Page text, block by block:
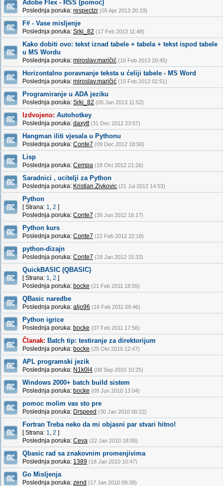
Adobe Flex - RSS (pomoć)
Poslednja poruka: respectzr (05 Apr 2013 20:19)
F# - Vase misljenje
Poslednja poruka: Srki_82 (17 Feb 2013 11:48)
Kako dobiti ovo: tekst iznad tabele + tabela + tekst ispod tabele
u MS Wordu
Poslednja poruka: miroslav.maričić (16 Feb 2013 20:45)
Horizontalno poravnanje teksta u ćeliji tabele - MS Word
Poslednja poruka: miroslav.maričić (15 Feb 2013 02:51)
Programiranje u ADA jeziku
Poslednja poruka: Srki_82 (05 Jan 2013 11:52)
Izdvojeno: Autohotkey
Poslednja poruka: daxytt (31 Dec 2012 23:57)
Hangman iliti vjesala u Pythonu
Poslednja poruka: Conte7 (09 Dec 2012 18:50)
Lisp
Poslednja poruka: Cempa (18 Okt 2012 21:26)
Saradnici , ucitelji za Python
Poslednja poruka: Kristian Zivkovic (21 Jul 2012 14:53)
Python
[ Strana: 1, 2 ]
Poslednja poruka: Conte7 (26 Jun 2012 16:17)
Python kurs
Poslednja poruka: Conte7 (22 Feb 2012 22:18)
python-dizajn
Poslednja poruka: Conte7 (18 Jan 2012 15:33)
QuickBASIC (QBASIC)
[ Strana: 1, 2 ]
Poslednja poruka: bocke (21 Feb 2011 18:55)
QBasic naredbe
Poslednja poruka: aljo96 (16 Feb 2011 09:46)
Python igrice
Poslednja poruka: bocke (07 Feb 2011 17:56)
Članak: Batch tip: testiranje za direktorijum
Poslednja poruka: bocke (25 Okt 2010 12:47)
APL programski jezik
Poslednja poruka: N1k0l4 (08 Sep 2010 10:25)
Windows 2000+ batch build sistem
Poslednja poruka: bocke (09 Jun 2010 13:04)
pomoc molim vas sto pre
Poslednja poruka: Drspeed (30 Jan 2010 00:22)
Fortran Treba neko da mi objasni par stvari hitno!
[ Strana: 1, 2 ]
Poslednja poruka: Ceva (22 Jan 2010 18:00)
Qbasic rad sa znakovnim promenjivima
Poslednja poruka: 1389 (18 Jan 2010 10:47)
Go Misljenja
Poslednja poruka: zend (17 Jan 2010 09:38)